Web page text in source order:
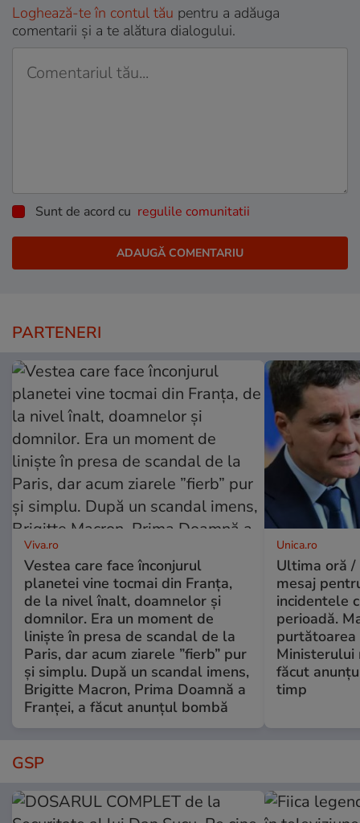
Loghează-te în contul tău pentru a adăuga
comentarii și a te alătura dialogului.
Sunt de acord cu regulile comunitatii
PARTENERI
Viva.ro
Vestea care face înconjurul
planetei vine tocmai din Franța,
de la nivel înalt, doamnelor și
domnilor. Era un moment de
liniște în presa de scandal de la
Paris, dar acum ziarele ”fierb” pur
și simplu. După un scandal imens,
Brigitte Macron, Prima Doamnă a
Franței, a făcut anunțul bombă
Unica.ro
Ultima oră /
mesaj
incidentele
perioadă.
purtătoarea
Ministerului
făcut
timp
GSP